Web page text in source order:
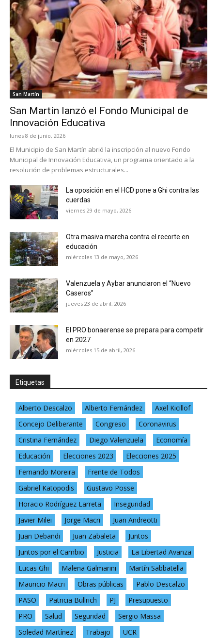
San Martín
San Martín lanzó el Fondo Municipal de
Innovación Educativa
lunes 8 de junio, 2026
El Municipio de San Martín abrió la inscripción al nuevo Fondo
Municipal de Innovación Educativa, un programa orientado a la
resolución de problemas estructurales...
La oposición en el HCD pone a Ghi contra las
cuerdas
viernes 29 de mayo, 2026
Otra masiva marcha contra el recorte en
educación
miércoles 13 de mayo, 2026
Valenzuela y Aybar anunciaron el “Nuevo
Caseros”
jueves 23 de abril, 2026
El PRO bonaerense se prepara para competir
en 2027
miércoles 15 de abril, 2026
Etiquetas
Alberto Descalzo Alberto Fernández
Axel Kicillof
Concejo Deliberante
Congreso
Coronavirus
Cristina Fernández
Diego Valenzuela
Economía
Educación
Elecciones 2023
Elecciones 2025
Fernando Moreira
Frente de Todos
Gabriel Katopodis
Gustavo Posse
Horacio Rodríguez Larreta
Inseguridad
Javier Milei
Jorge Macri
Juan Andreotti
Juan Debandi
Juan Zabaleta
Juntos
Juntos por el Cambio
Justicia
La Libertad Avanza
Lucas Ghi
Malena Galmarini
Martín Sabbatella
Mauricio Macri
Obras públicas
Pablo Descalzo
PASO
Patricia Bullrich PJ
Presupuesto
PRO
Salud Seguridad
Sergio Massa
Soledad Martínez
Trabajo
UCR